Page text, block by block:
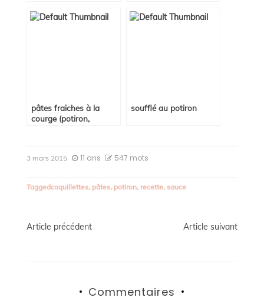
sauge
pâtes fraiches à la
courge (potiron,
soufflé au potiron
3 mars 2015 11 ans 547 mots
Taggedcoquillettes, pâtes, potiron, recette, sauce
Navigation
Article précédent Article suivant
Commentaires